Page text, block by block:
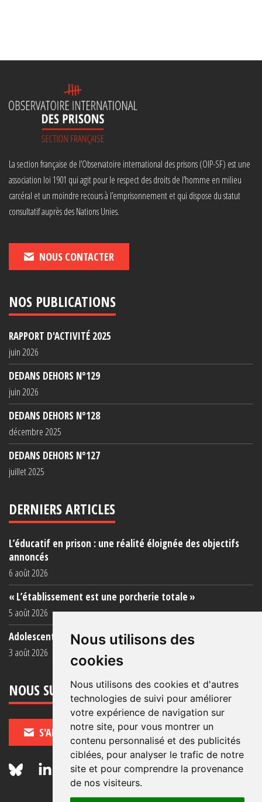
Nous utilisons des
cookies
Nous utilisons des cookies et d'autres
technologies de suivi pour améliorer
votre expérience de navigation sur
notre site, pour vous montrer un
contenu personnalisé et des publicités
ciblées, pour analyser le trafic de notre
site et pour comprendre la provenance
de nos visiteurs.
La section française de l’Observatoire international des prisons (OIP-SF) est une
association loi 1901 qui agit pour le respect des droits de l’homme en milieu
carcéral et un moindre recours à l’emprisonnement et qui dispose du statut
consultatif auprès des Nations Unies.
NOUS CONTACTER
NOS PUBLICATIONS
RAPPORT D'ACTIVITÉ 2025
juin 2026
DEDANS DEHORS N°129
juin 2026
DEDANS DEHORS N°128
décembre 2025
DEDANS DEHORS N°127
juillet 2025
DERNIERS ARTICLES
L’éducatif en prison : une réalité éloignée des objectifs
annoncés
6 août 2026
« L’établissement est une porcherie totale »
5 août 2026
Adolescent·es incarcéré·es : une faillite collective
3 août 2026
NOUS SUIVRE
S'ABONNER